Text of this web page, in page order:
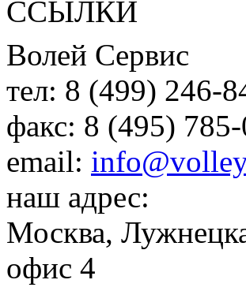
ССЫЛКИ
Волей Сервис
тел: 8 (499) 246-
факс: 8 (495)
email:
наш адрес:
Москва,
офис 4